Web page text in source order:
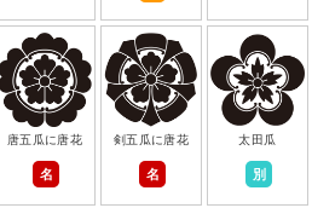
唐五瓜に唐花
名
剣五瓜に唐花
名
太田瓜
別